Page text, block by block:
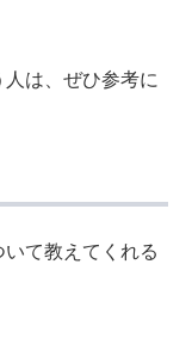
は、ぜひ参考に
て教えてくれる